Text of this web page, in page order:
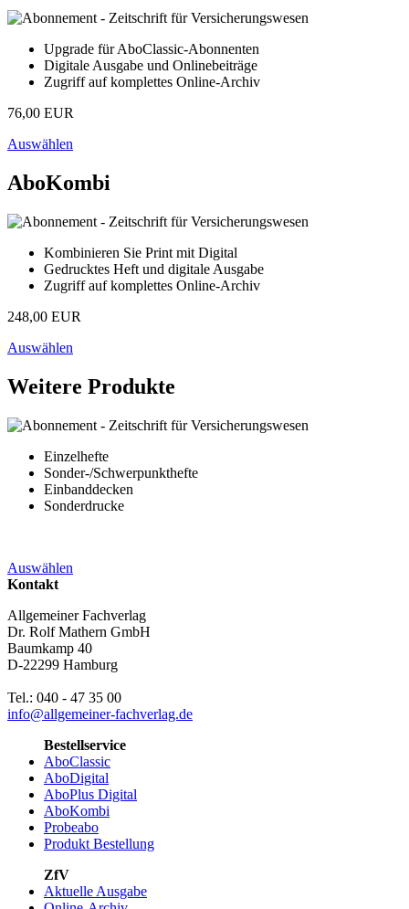
Upgrade für AboClassic-Abonnenten
Digitale Ausgabe und Onlinebeiträge
Zugriff auf komplettes Online-Archiv
76,00 EUR
Auswählen
AboKombi
Kombinieren Sie Print mit Digital
Gedrucktes Heft und digitale Ausgabe
Zugriff auf komplettes Online-Archiv
248,00 EUR
Auswählen
Weitere Produkte
Einzelhefte
Sonder-/Schwerpunkthefte
Einbanddecken
Sonderdrucke
Auswählen
Kontakt
Allgemeiner Fachverlag
Dr. Rolf Mathern GmbH
Baumkamp 40
D-22299 Hamburg
Tel.: 040 - 47 35 00
info@allgemeiner-fachverlag.de
Bestellservice
AboClassic
AboDigital
AboPlus Digital
AboKombi
Probeabo
Produkt Bestellung
ZfV
Aktuelle Ausgabe